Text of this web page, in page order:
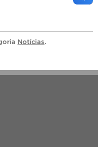
Notícias.